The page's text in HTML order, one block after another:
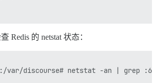
Redis 的 netstat 状态：
var/discourse# netstat -an | grep